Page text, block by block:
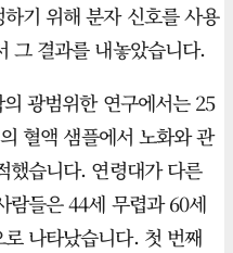
하기 위해 분자 신호를 사용
그 결과를 내놓았습니다.
의 광범위한 연구에서는 25
혈액 샘플에서 노화와 관
했습니다. 연령대가 다른
람들은 44세 무렵과 60세
로 나타났습니다. 첫 번째